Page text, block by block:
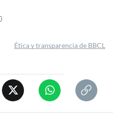
Ética y transparencia de BBCL